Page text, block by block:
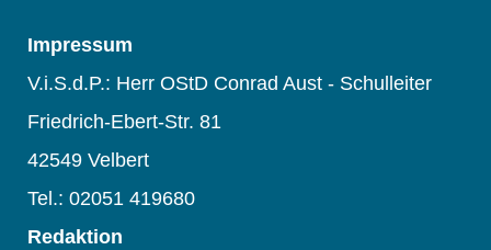
Impressum
V.i.S.d.P.: Herr OStD Conrad Aust - Schulleiter
Friedrich-Ebert-Str. 81
42549 Velbert
Tel.: 02051 419680
Redaktion